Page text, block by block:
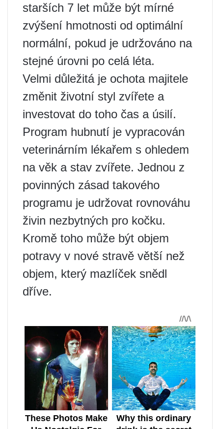
starších 7 let může být mírné
zvýšení hmotnosti od optimální
normální, pokud je udržováno na
stejné úrovni po celá léta.
Velmi důležitá je ochota majitele
změnit životní styl zvířete a
investovat do toho čas a úsilí.
Program hubnutí je vypracován
veterinárním lékařem s ohledem
na věk a stav zvířete. Jednou z
povinných zásad takového
programu je udržovat rovnováhu
živin nezbytných pro kočku.
Kromě toho může být objem
potravy v nové stravě větší než
objem, který mazlíček snědl
dříve.